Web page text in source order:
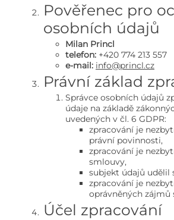
Pověřenec pro
osobních údajů
Milan Princl
telefon: +420 774 213 557
e-mail: info@princl.cz
Právní základ
Správce osobních údajů
údaje na základě
uvedených v čl. 6 GDPR:
zpracování je
právní povinnosti,
zpracování je
smlouvy,
subjekt údajů udělil
zpracování je
oprávněných zájmů
Účel zpracování